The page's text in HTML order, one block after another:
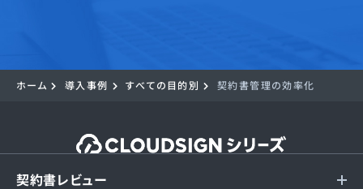
ホーム 導入事例 すべての目的別 契約書管理の効率化
契約書レビュー